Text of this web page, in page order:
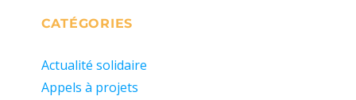
CATÉGORIES
Actualité solidaire
Appels à projets